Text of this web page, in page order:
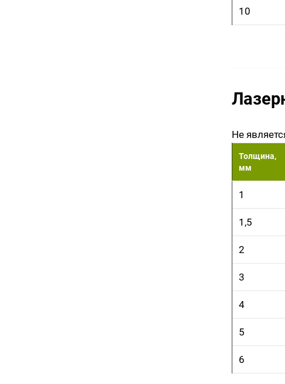
10
Не
Толщина,
мм
1
1,5
2
3
4
5
6